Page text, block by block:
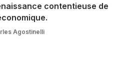
contentieuse de
Agostinelli